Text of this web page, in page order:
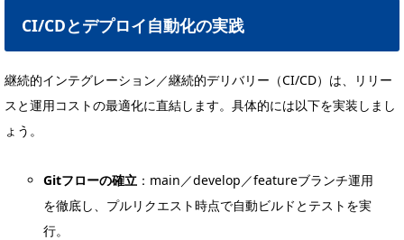
CI/CDとデプロイ自動化の実践
継続的インテグレーション／継続的デリバリー（CI/CD）は、リリー
スと運用コストの最適化に直結します。具体的には以下を実装しまし
ょう。
Gitフローの確立 ：main／develop／featureブランチ運用
を徹底し、プルリクエスト時点で自動ビルドとテストを実
行。